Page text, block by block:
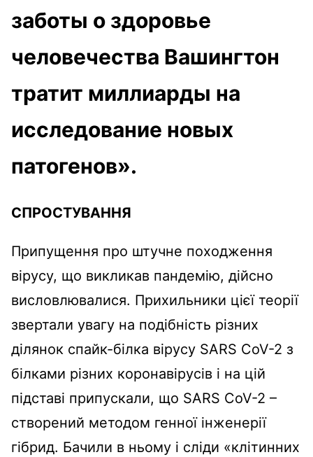
заботы о здоровье
человечества Вашингтон
тратит миллиарды на
исследование новых
патогенов».
СПРОСТУВАННЯ
Припущення про штучне походження
вірусу, що викликав пандемію, дійсно
висловлювалися. Прихильники цієї теорії
звертали увагу на подібність різних
ділянок спайк-білка вірусу SARS CoV-2 з
білками різних коронавірусів і на цій
підставі припускали, що SARS CoV-2 –
створений методом генної інженерії
гібрид. Бачили в ньому і сліди «клітинних